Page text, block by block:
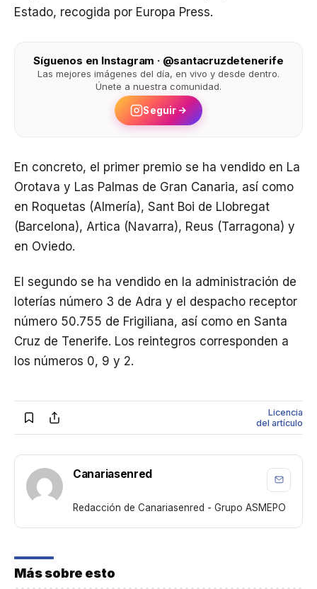
Estado, recogida por Europa Press.
Síguenos en Instagram · @santacruzdetenerife
Las mejores imágenes del día, en vivo y desde dentro.
Únete a nuestra comunidad.
Seguir
En concreto, el primer premio se ha vendido en La
Orotava y Las Palmas de Gran Canaria, así como
en Roquetas (Almería), Sant Boi de Llobregat
(Barcelona), Artica (Navarra), Reus (Tarragona) y
en Oviedo.
El segundo se ha vendido en la administración de
loterías número 3 de Adra y el despacho receptor
número 50.755 de Frigiliana, así como en Santa
Cruz de Tenerife. Los reintegros corresponden a
los números 0, 9 y 2.
Licencia
del artículo
Canariasenred
Redacción de Canariasenred - Grupo ASMEPO
Más sobre esto